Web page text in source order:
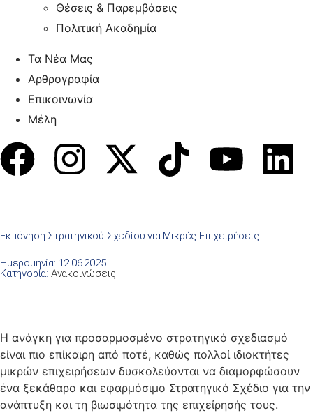
Θέσεις & Παρεμβάσεις
Πολιτική Ακαδημία
Τα Νέα Μας
Αρθρογραφία
Επικοινωνία
Μέλη
Εκπόνηση Στρατηγικού Σχεδίου για Μικρές Επιχειρήσεις
Ημερομηνία: 12.06.2025
Κατηγορία: Ανακοινώσεις
Η ανάγκη για προσαρμοσμένο στρατηγικό σχεδιασμό
είναι πιο επίκαιρη από ποτέ, καθώς πολλοί ιδιοκτήτες
μικρών επιχειρήσεων δυσκολεύονται να διαμορφώσουν
ένα ξεκάθαρο και εφαρμόσιμο Στρατηγικό Σχέδιο για την
ανάπτυξη και τη βιωσιμότητα της επιχείρησής τους.